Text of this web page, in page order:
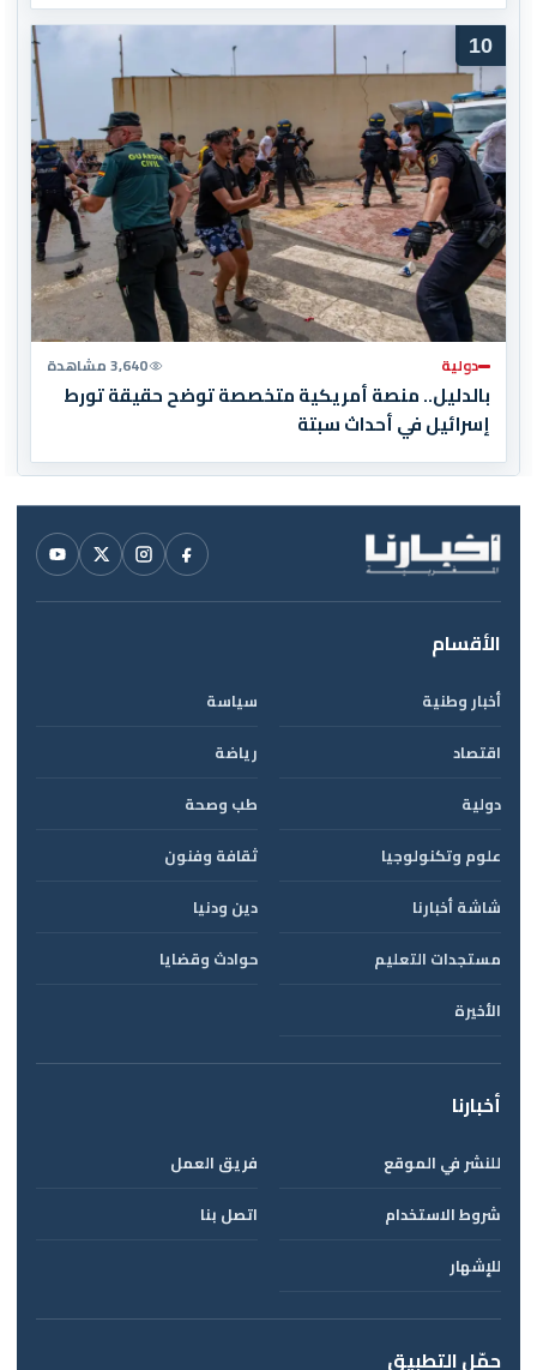
10
دولية 3,640 مشاهدة
بالدليل.. منصة أمريكية متخصصة توضح حقيقة تورط
إسرائيل في أحداث سبتة
الأقسام
أخبار وطنية
سياسة
اقتصاد
رياضة
دولية
طب وصحة
علوم وتكنولوجيا
ثقافة وفنون
شاشة أخبارنا
دين ودنيا
مستجدات التعليم
حوادث وقضايا
الأخيرة
أخبارنا
للنشر في الموقع
فريق العمل
شروط الاستخدام
اتصل بنا
للإشهار
حمّل التطبيق